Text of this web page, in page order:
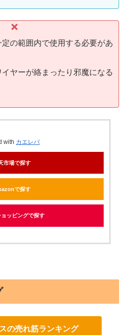
の範囲内で使用する必要があ
ヤーが絡まったり邪魔になる
with カエレバ
市場で探す
で探す
ッピングで探す
の売れ筋ランキング